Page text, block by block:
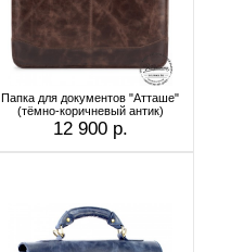
Папка для документов "Атташе"
(тёмно-коричневый антик)
12 900 р.